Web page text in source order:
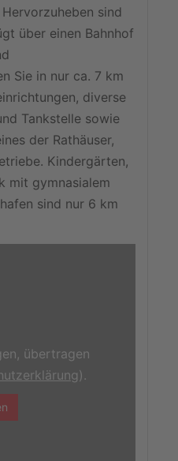
sind
über einen Bahnhof
Sie in nur ca. 7 km
diverse
Tankstelle sowie
der Rathäuser,
Kindergärten,
mit gymnasialem
sind nur 6 km
übertragen
).